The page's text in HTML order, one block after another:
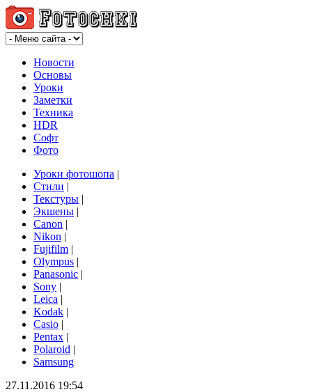
Новости
Основы
Уроки
Заметки
Техника
HDR
Софт
Фото
Уроки фотошопа |
Стили |
Текстуры |
Экшены |
Canon |
Nikon |
Fujifilm |
Olympus |
Panasonic |
Sony |
Leica |
Kodak |
Casio |
Pentax |
Polaroid |
Samsung
27.11.2016 19:54